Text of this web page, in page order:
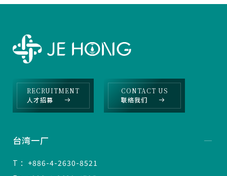
RECRUITMENT
人才招募
CONTACT US
联络我们
台湾一厂
T ：+886-4-2630-8521